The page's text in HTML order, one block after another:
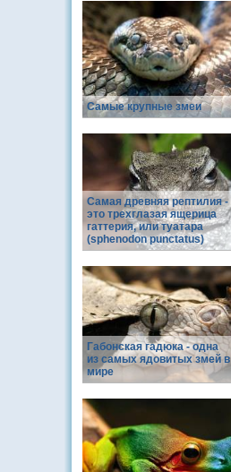
Самые крупные змеи
Самая древняя рептилия -
это трехглазая ящерица
гаттерия, или туатара
(sphenodon punctatus)
Габонская гадюка - одна
из самых ядовитых змей в
мире